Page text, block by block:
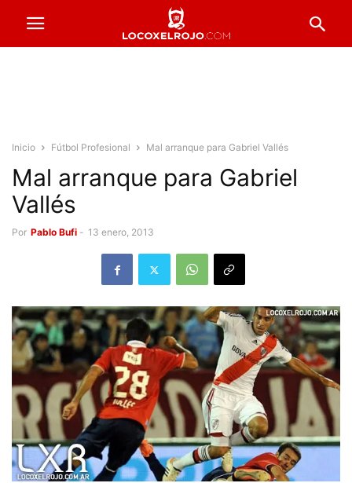
Inicio Fútbol Profesional Mal arranque para Gabriel Vallés
Mal arranque para Gabriel
Vallés
Por Pablo Bufi - 13 enero, 2013